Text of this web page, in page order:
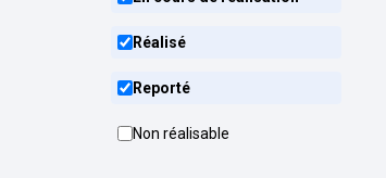
Réalisé
Reporté
Non réalisable